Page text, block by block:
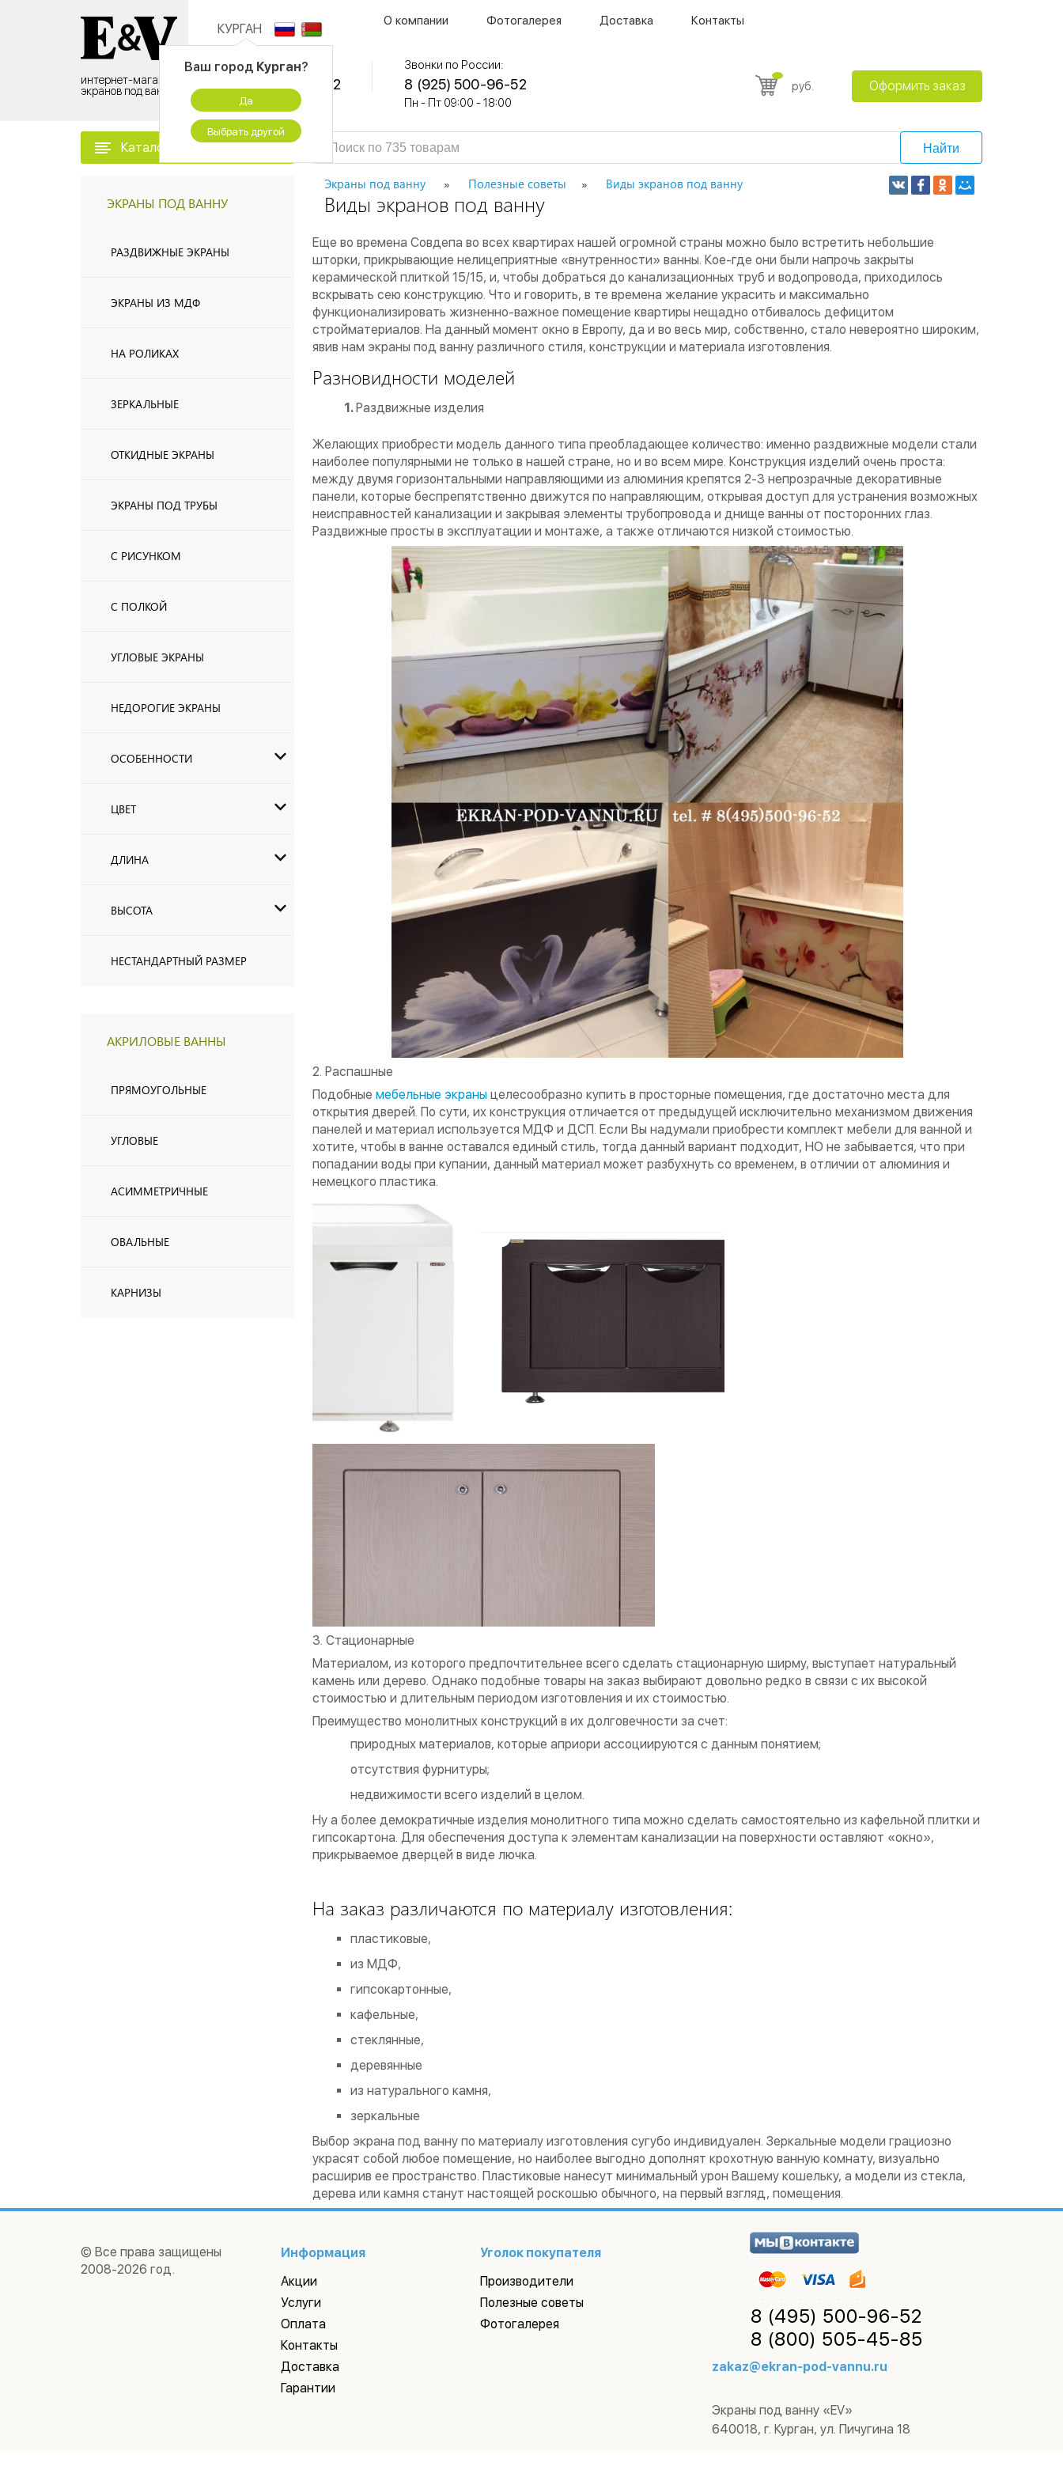
интернет-магазин
экранов под ванну
КУРГАН
Ваш город Курган?
Да
Выбрать другой
О компании Фотогалерея Доставка Контакты
Контактный центр:
8 (495) 500-96-52
временно не работаем
Звонки по России:
8 (925) 500-96-52
Пн - Пт 09:00 - 18:00
руб. Оформить заказ
Каталог товаров Найти
ЭКРАНЫ ПОД ВАННУ
РАЗДВИЖНЫЕ ЭКРАНЫ
ЭКРАНЫ ИЗ МДФ
НА РОЛИКАХ
ЗЕРКАЛЬНЫЕ
ОТКИДНЫЕ ЭКРАНЫ
ЭКРАНЫ ПОД ТРУБЫ
С РИСУНКОМ
С ПОЛКОЙ
УГЛОВЫЕ ЭКРАНЫ
НЕДОРОГИЕ ЭКРАНЫ
ОСОБЕННОСТИ
ЦВЕТ
ДЛИНА
ВЫСОТА
НЕСТАНДАРТНЫЙ РАЗМЕР
АКРИЛОВЫЕ ВАННЫ
ПРЯМОУГОЛЬНЫЕ
УГЛОВЫЕ
АСИММЕТРИЧНЫЕ
ОВАЛЬНЫЕ
КАРНИЗЫ
Экраны под ванну Полезные советы Виды экранов под ванну
Виды экранов под ванну
Еще во времена Совдепа во всех квартирах нашей огромной страны можно было встретить небольшие
шторки, прикрывающие нелицеприятные «внутренности» ванны. Кое-где они были напрочь закрыты
керамической плиткой 15/15, и, чтобы добраться до канализационных труб и водопровода, приходилось
вскрывать сею конструкцию. Что и говорить, в те времена желание украсить и максимально
функционализировать жизненно-важное помещение квартиры нещадно отбивалось дефицитом
стройматериалов. На данный момент окно в Европу, да и во весь мир, собственно, стало невероятно широким,
явив нам экраны под ванну различного стиля, конструкции и материала изготовления.
Разновидности моделей
Раздвижные изделия
Желающих приобрести модель данного типа преобладающее количество: именно раздвижные модели стали
наиболее популярными не только в нашей стране, но и во всем мире. Конструкция изделий очень проста:
между двумя горизонтальными направляющими из алюминия крепятся 2-3 непрозрачные декоративные
панели, которые беспрепятственно движутся по направляющим, открывая доступ для устранения возможных
неисправностей канализации и закрывая элементы трубопровода и днище ванны от посторонних глаз.
Раздвижные просты в эксплуатации и монтаже, а также отличаются низкой стоимостью.
2. Распашные
Подобные мебельные экраны целесообразно купить в просторные помещения, где достаточно места для
открытия дверей. По сути, их конструкция отличается от предыдущей исключительно механизмом движения
панелей и материал используется МДФ и ДСП. Если Вы надумали приобрести комплект мебели для ванной и
хотите, чтобы в ванне оставался единый стиль, тогда данный вариант подходит, НО не забывается, что при
попадании воды при купании, данный материал может разбухнуть со временем, в отличии от алюминия и
немецкого пластика.
3. Стационарные
Материалом, из которого предпочтительнее всего сделать стационарную ширму, выступает натуральный
камень или дерево. Однако подобные товары на заказ выбирают довольно редко в связи с их высокой
стоимостью и длительным периодом изготовления и их стоимостью.
Преимущество монолитных конструкций в их долговечности за счет:
природных материалов, которые априори ассоциируются с данным понятием;
отсутствия фурнитуры;
недвижимости всего изделий в целом.
Ну а более демократичные изделия монолитного типа можно сделать самостоятельно из кафельной плитки и
гипсокартона. Для обеспечения доступа к элементам канализации на поверхности оставляют «окно»,
прикрываемое дверцей в виде лючка.
На заказ различаются по материалу изготовления:
пластиковые,
из МДФ,
гипсокартонные,
кафельные,
стеклянные,
деревянные
из натурального камня,
зеркальные
Выбор экрана под ванну по материалу изготовления сугубо индивидуален. Зеркальные модели грациозно
украсят собой любое помещение, но наиболее выгодно дополнят крохотную ванную комнату, визуально
расширив ее пространство. Пластиковые нанесут минимальный урон Вашему кошельку, а модели из стекла,
дерева или камня станут настоящей роскошью обычного, на первый взгляд, помещения.
© Все права защищены
2008-2026 год.
Информация
Акции
Услуги
Оплата
Контакты
Доставка
Гарантии
Уголок покупателя
Производители
Полезные советы
Фотогалерея
8 (495) 500-96-52
8 (800) 505-45-85
zakaz@ekran-pod-vannu.ru
Экраны под ванну «EV»
640018, г. Курган, ул. Пичугина 18